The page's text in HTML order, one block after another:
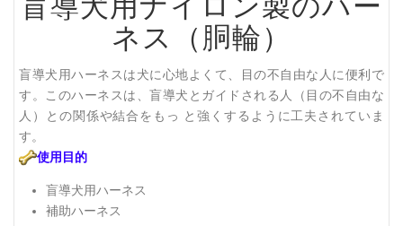
ネス（胴輪）
盲導犬用ハーネスは犬に心地よくて、目の不自由な人に便利で
す。このハーネスは、盲導犬とガイドされる人（目の不自由な
人）との関係や結合をもっ と強くするように工夫されていま
す。
使用目的
盲導犬用ハーネス
補助ハーネス